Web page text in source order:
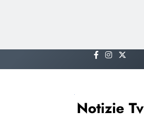
to
Notizie Tv